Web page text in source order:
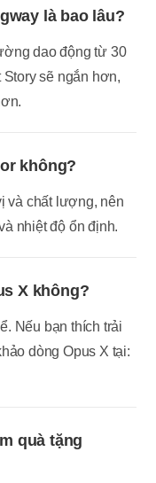
là bao lâu?
dao động từ 30
sẽ ngắn hơn,
không?
và chất lượng, nên
nhiệt độ ổn định.
X không?
Nếu bạn thích trải
dòng Opus X tại:
quà tặng